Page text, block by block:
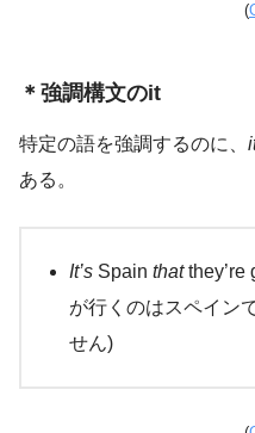
(
＊強調構文のit
特定の語を強調するのに、
ある。
It’s Spain thatthey’re
が行くのはスペイン
せん)